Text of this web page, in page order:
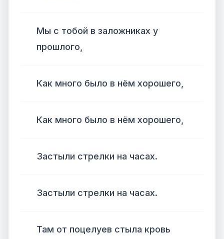
Мы с тобой в заложниках у
прошлого,
Как много было в нём хорошего,
Как много было в нём хорошего,
Застыли стрелки на часах.
Застыли стрелки на часах.
Там от поцелуев стыла кровь